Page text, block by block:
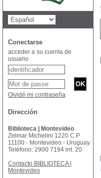
Conectarse
acceder a su cuenta de
usuario
Olvidé mi contraseña
Dirección
Biblioteca | Montevideo
Zelmar Michelini 1220 C.P
11100 - Montevideo - Uruguay
Teléfono: 2900 7194 int. 20
Contacto BIBLIOTECA |
Montevideo